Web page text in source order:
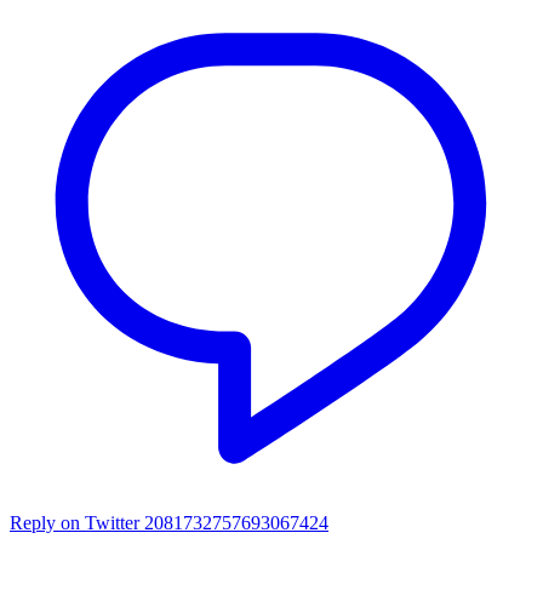
Reply on Twitter 2081732757693067424